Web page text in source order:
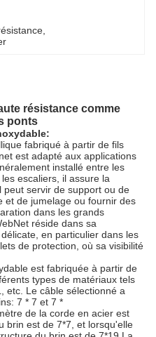
résistance comme
ponts
fabriqué à partir de fils
est adapté aux applications
installé entre les
escaliers, il assure la
peut servir de support ou de
et de jumelage ou fournir des
dans les grands
réside dans sa
en particulier dans les
de protection, où sa visibilité
est fabriquée à partir de
types de matériaux tels
etc. Le câble sélectionné a
7 * 7 et 7 *
de la corde en acier est
brin est de 7*7, et lorsqu'elle